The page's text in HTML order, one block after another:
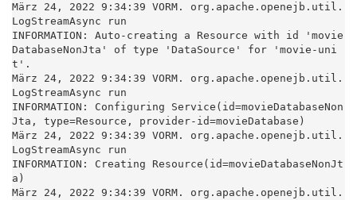
März 24, 2022 9:34:39 VORM. org.apache.openejb.util.
LogStreamAsync run
INFORMATION: Auto-creating a Resource with id 'movie
DatabaseNonJta' of type 'DataSource' for 'movie-uni
t'.
März 24, 2022 9:34:39 VORM. org.apache.openejb.util.
LogStreamAsync run
INFORMATION: Configuring Service(id=movieDatabaseNon
Jta, type=Resource, provider-id=movieDatabase)
März 24, 2022 9:34:39 VORM. org.apache.openejb.util.
LogStreamAsync run
INFORMATION: Creating Resource(id=movieDatabaseNonJt
a)
März 24, 2022 9:34:39 VORM. org.apache.openejb.util.